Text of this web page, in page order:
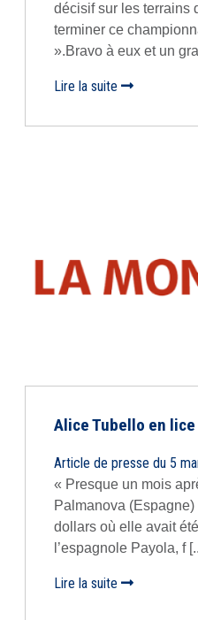
décisif sur les terrains
terminer ce
».Bravo à eux et un
Lire la suite
Alice Tubello en
Article de presse du 5
« Presque un mois
Palmanova
dollars où elle avait
l’espagnole Payola, f
Lire la suite